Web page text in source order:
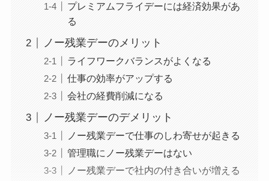
プレミアムフライデーには経済効果があ
る
ノー残業デーのメリット
ライフワークバランスがよくなる
仕事の効率がアップする
会社の経費削減になる
ノー残業デーのデメリット
ノー残業デーで仕事のしわ寄せが起きる
管理職にノー残業デーはない
ノー残業デーで社内の付き合いが増える